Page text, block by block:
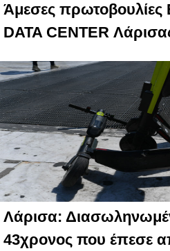
Άμεσες πρωτοβουλίες
DATA CENTER
Λάρισα:
43χρονος που έπεσε